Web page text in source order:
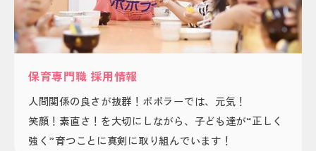
保育専門職 採用情報
人間関係の良さが抜群！ポポラーでは、元気！
笑顔！素直さ！を大切にしながら、子ども達が“正しく
強く”育つことに真剣に取り組んでいます！